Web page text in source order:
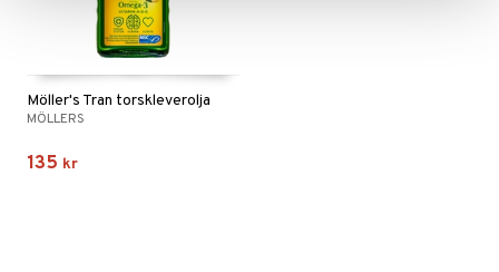
Möller's Tran torskleverolja
MÖLLERS
135 kr